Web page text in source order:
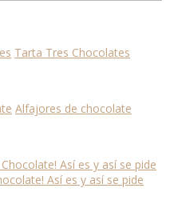
Tarta Tres Chocolates
Alfajores de chocolate
Así es y así se pide